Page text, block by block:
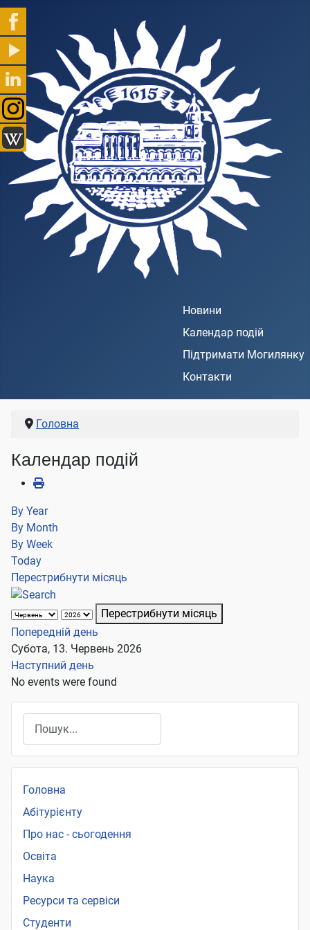
Новини
Календар подій
Підтримати Могилянку
Контакти
Головна
Календар подій
By Year
By Month
By Week
Today
Перестрибнути місяць
Перестрибнути місяць
Попередній день
Субота, 13. Червень 2026
Наступний день
No events were found
Головна
Абітурієнту
Про нас - сьогодення
Освіта
Наука
Ресурси та сервіси
Студенти